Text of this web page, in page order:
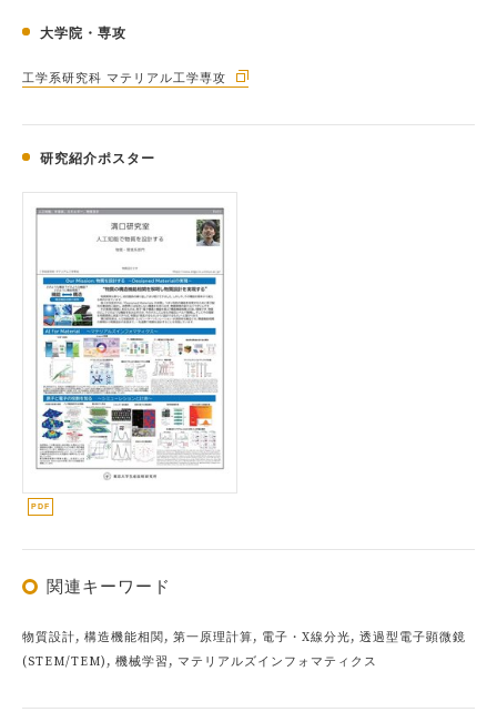
大学院・専攻
工学系研究科 マテリアル工学専攻
研究紹介ポスター
関連キーワード
物質設計, 構造機能相関, 第一原理計算, 電子・X線分光, 透過型電子顕微鏡
(STEM/TEM), 機械学習, マテリアルズインフォマティクス